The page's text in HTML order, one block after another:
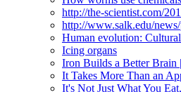
http://the-scientist.com/
http://www.salk.edu/news/
Human evolution:
Icing organs
Iron Builds a Better Brain
It Takes More Than an
It's Not Just What You